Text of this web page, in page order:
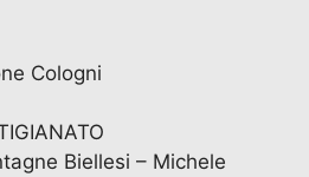
Cologni
Biellesi – Michele